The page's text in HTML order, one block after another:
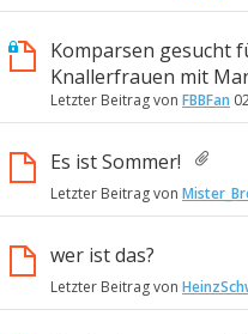
Komparsen gesucht
Knallerfrauen mit
Letzter Beitrag von FBBFan
Es ist Sommer!
Letzter Beitrag von
wer ist das?
Letzter Beitrag von